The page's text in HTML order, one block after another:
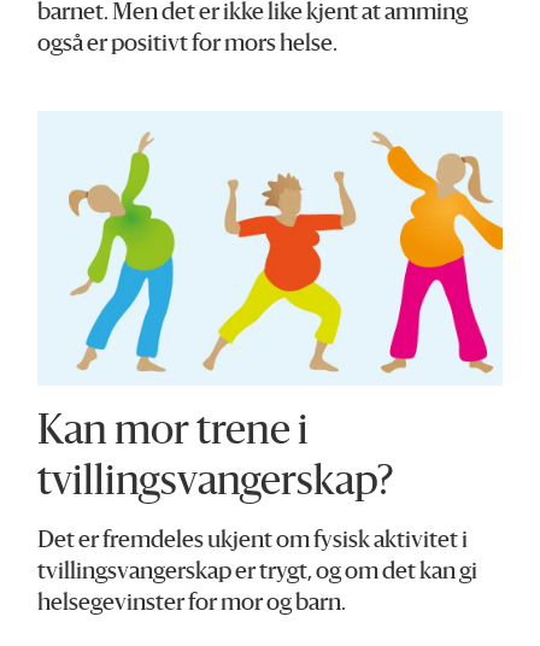
barnet. Men det er ikke like kjent at amming
også er positivt for mors helse.
Kan mor trene i
tvillingsvangerskap?
Det er fremdeles ukjent om fysisk aktivitet i
tvillingsvangerskap er trygt, og om det kan gi
helsegevinster for mor og barn.